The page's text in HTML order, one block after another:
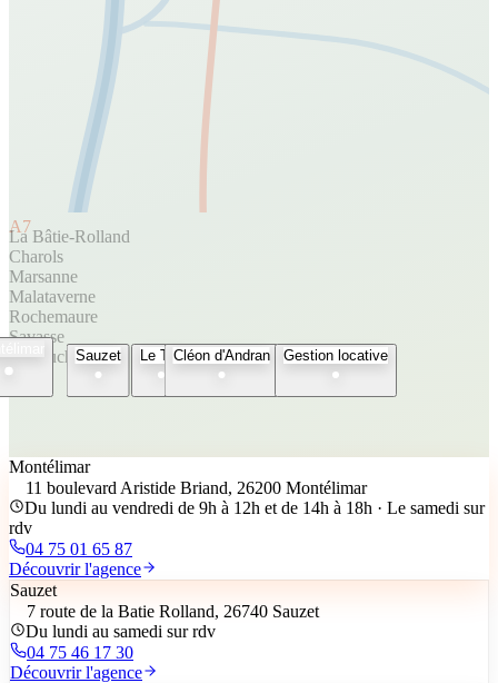
A7
La Bâtie-Rolland
Charols
Marsanne
Malataverne
Rochemaure
Savasse
EspelucheSauzet Le TeilCléon d'Andran Gestion locative
Montélimar
11 boulevard Aristide Briand, 26200 Montélimar
Du lundi au vendredi de 9h à 12h et de 14h à 18h · Le samedi sur
rdv
04 75 01 65 87
Découvrir l'agence
Sauzet
7 route de la Batie Rolland, 26740 Sauzet
Du lundi au samedi sur rdv
04 75 46 17 30
Découvrir l'agence